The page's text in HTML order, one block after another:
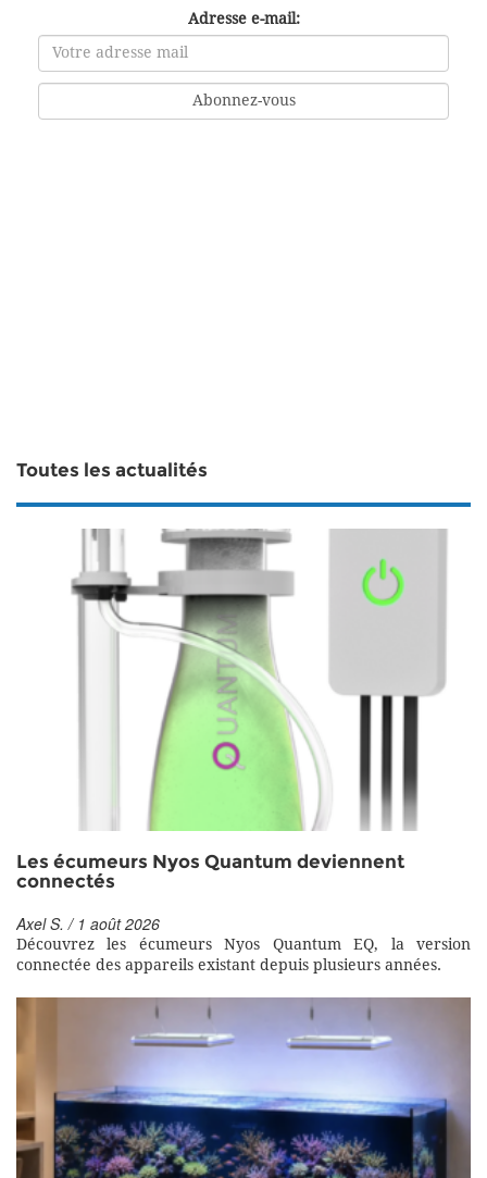
Adresse e-mail:
Toutes les actualités
Les écumeurs Nyos Quantum deviennent
connectés
Axel S. / 1 août 2026
Découvrez les écumeurs Nyos Quantum EQ, la version
connectée des appareils existant depuis plusieurs années.